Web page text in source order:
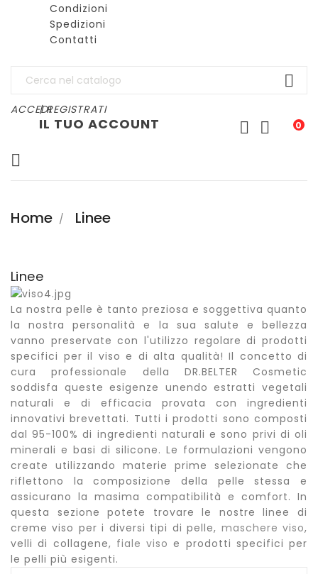
Condizioni
Spedizioni
Contatti

ACCEDI| REGISTRATI
0
IL TUO ACCOUNT 


Home Linee
Linee
La nostra pelle è tanto preziosa e soggettiva quanto
la nostra personalità e la sua salute e bellezza
vanno preservate con l'utilizzo regolare di prodotti
specifici per il viso e di alta qualità! Il concetto di
cura professionale della DR.BELTER Cosmetic
soddisfa queste esigenze unendo estratti vegetali
naturali e di efficacia provata con ingredienti
innovativi brevettati. Tuttii prodotti sono composti
dal 95-100% di ingredienti naturali e sono privi di oli
minerali e basi di silicone. Le formulazioni vengono
create utilizzando materie prime selezionate che
riflettono la composizione della pelle stessa e
assicurano la masima compatibilità e comfort. In
questa sezione potete trovare le nostre linee di
creme viso per i diversi tipi di pelle, maschere viso,
velli di collagene, fiale viso e prodotti specifici per
le pelli più esigenti.